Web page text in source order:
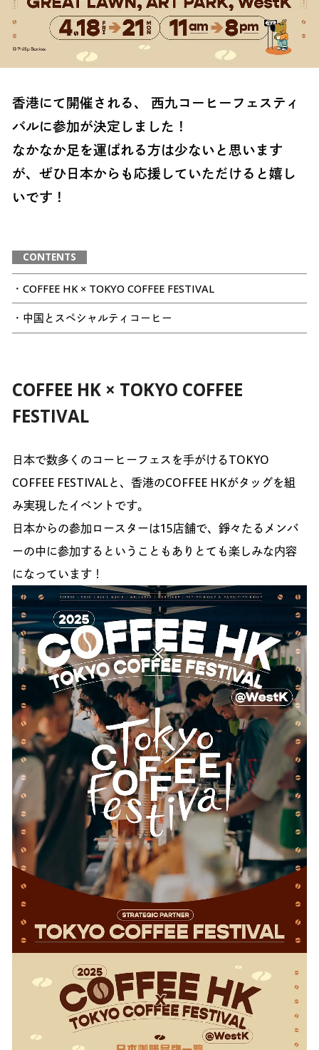
香港にて開催される、 西九コーヒーフェスティ
バルに参加が決定しました！
なかなか足を運ばれる方は少ないと思います
が、ぜひ日本からも応援していただけると嬉し
いです！
CONTENTS
・COFFEE HK × TOKYO COFFEE FESTIVAL
・中国とスペシャルティコーヒー
COFFEE HK × TOKYO COFFEE
FESTIVAL
日本で数多くのコーヒーフェスを手がけるTOKYO
COFFEE FESTIVALと、香港のCOFFEE HKがタッグを組
み実現したイベントです。
日本からの参加ロースターは15店舗で、錚々たるメンバ
ーの中に参加するということもありとても楽しみな内容
になっています！